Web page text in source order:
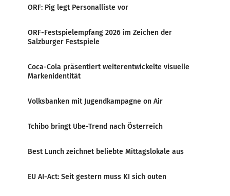
ORF: Pig legt Personalliste vor
ORF-Festspielempfang 2026 im Zeichen der
Salzburger Festspiele
Coca-Cola präsentiert weiterentwickelte visuelle
Markenidentität
Volksbanken mit Jugendkampagne on Air
Tchibo bringt Ube-Trend nach Österreich
Best Lunch zeichnet beliebte Mittagslokale aus
EU AI-Act: Seit gestern muss KI sich outen